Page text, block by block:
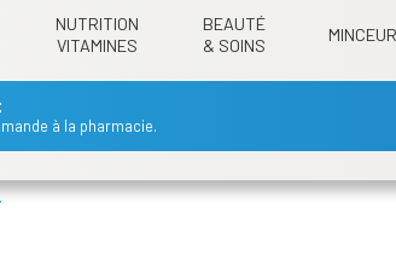
NUTRITION
VITAMINES
BEAUTÉ
& SOINS
MINCEUR
à la pharmacie.